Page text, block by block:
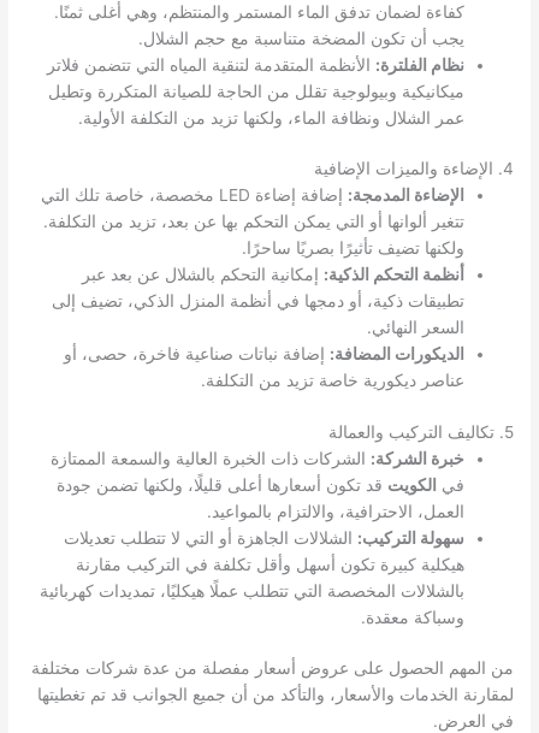
كفاءة لضمان تدفق الماء المستمر والمنتظم، وهي أغلى ثمنًا.
يجب أن تكون المضخة متناسبة مع حجم الشلال.
نظام الفلترة: الأنظمة المتقدمة لتنقية المياه التي تتضمن فلاتر
ميكانيكية وبيولوجية تقلل من الحاجة للصيانة المتكررة وتطيل
عمر الشلال ونظافة الماء، ولكنها تزيد من التكلفة الأولية.
4. الإضاءة والميزات الإضافية
الإضاءة المدمجة:
إضافة إضاءة LED مخصصة، خاصة تلك التي
تتغير ألوانها أو التي يمكن التحكم بها عن بعد، تزيد من التكلفة.
ولكنها تضيف تأثيرًا بصريًا ساحرًا.
أنظمة التحكم الذكية: إمكانية التحكم بالشلال عن بعد عبر
تطبيقات ذكية، أو دمجها في أنظمة المنزل الذكي، تضيف إلى
السعر النهائي.
الديكورات المضافة: إضافة نباتات صناعية فاخرة، حصى، أو
عناصر ديكورية خاصة تزيد من التكلفة.
5. تكاليف التركيب والعمالة
خبرة الشركة: الشركات ذات الخبرة العالية والسمعة الممتازة
في الكويت قد تكون أسعارها أعلى قليلًا، ولكنها تضمن جودة
العمل، الاحترافية، والالتزام بالمواعيد.
سهولة التركيب: الشلالات الجاهزة أو التي لا تتطلب تعديلات
هيكلية كبيرة تكون أسهل وأقل تكلفة في التركيب مقارنة
بالشلالات المخصصة التي تتطلب عملًا هيكليًا، تمديدات كهربائية
وسباكة معقدة.
من المهم الحصول على عروض أسعار مفصلة من عدة شركات مختلفة
لمقارنة الخدمات والأسعار، والتأكد من أن جميع الجوانب قد تم تغطيتها
في العرض.